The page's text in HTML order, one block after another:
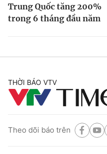
Trung Quốc tăng 200%
trong 6 tháng đầu năm
THỜI BÁO VTV
Theo dõi báo trên